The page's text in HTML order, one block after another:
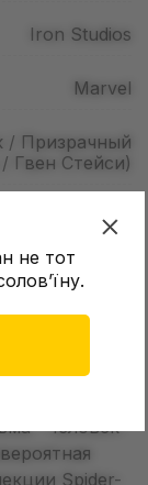
не тот
Iron Studios
Marvel
/ Призрачный
/ Гвен Стейси)
3+
"Человек-
Spider-